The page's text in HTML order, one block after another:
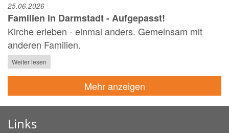
25.06.2026
Familien in Darmstadt - Aufgepasst!
Kirche erleben - einmal anders. Gemeinsam mit
anderen Familien.
Weiter lesen
Mehr anzeigen
Links